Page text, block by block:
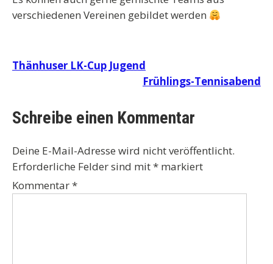
verschiedenen Vereinen gebildet werden
Beitragsnavigation
Thänhuser LK-Cup Jugend
Frühlings-Tennisabend
Schreibe einen Kommentar
Deine E-Mail-Adresse wird nicht veröffentlicht.
Erforderliche Felder sind mit* markiert
Kommentar*